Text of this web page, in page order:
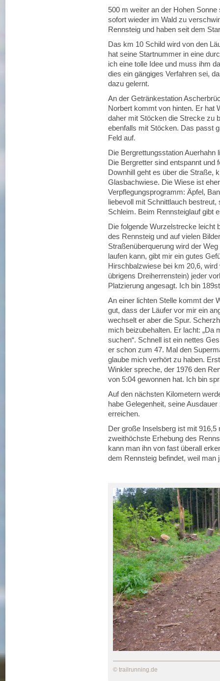
500 m weiter an der Hohen
sofort wieder im Wald zu
Rennsteig und haben seit dem
Das km 10 Schild wird von den
hat seine Startnummer in eine
ich eine tolle Idee und muss ihm
dies ein gängiges Verfahren sei,
dazu gelernt.
An der Getränkestation
Norbert kommt von hinten. Er hat
daher mit Stöcken die Strecke zu
ebenfalls mit Stöcken. Das passt
Feld auf.
Die Bergrettungsstation Auerhahn
Die Bergretter sind entspannt und
Downhill geht es über die Straße,
Glasbachwiese. Die Wiese ist
Verpflegungsprogramm: Äpfel,
liebevoll mit Schnittlauch
Schleim. Beim Rennsteiglauf gibt
Die folgende Wurzelstrecke leicht
des Rennsteig und auf vielen
Straßenüberquerung wird der
laufen kann, gibt mir ein gutes
Hirschbalzwiese bei km 20,6,
übrigens Dreiherrenstein) jeder
Platzierung angesagt. Ich bin
An einer lichten Stelle kommt der
gut, dass der Läufer vor mir ein
wechselt er aber die Spur.
mich beizubehalten. Er lacht: „Da
suchen“. Schnell ist ein nettes
er schon zum 47. Mal den
glaube mich verhört zu haben.
Winkler spreche, der 1976 den
von 5:04 gewonnen hat. Ich bin
Auf den nächsten Kilometern
habe Gelegenheit, seine
erreichen.
Der große Inselsberg ist mit
zweithöchste Erhebung des
kann man ihn von fast überall
dem Rennsteig befindet, weil man
© trailrunning.de